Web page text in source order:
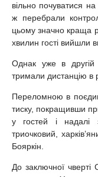
вільно почуватися
ж перебрали
цьому значно краща
хвилин гості вийшли
Однак уже в другій
тримали дистанцію в
Переломною в
тиску, покращивши
у гостей і надалі
триочковий,
Бояркін.
До заключної чверті